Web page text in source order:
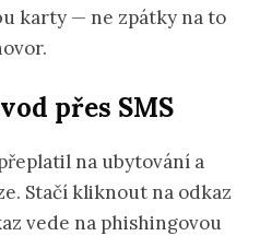
karty — ne zpátky na to
přes SMS
na ubytování a
Stačí kliknout na odkaz
vede na phishingovou